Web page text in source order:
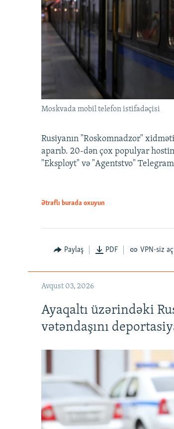
Moskvada mobil telefon istifadəçisi
Rusiyanın "Roskomnadzor"
aparıb. 20-dən çox populyar
"Eksployt" və "Agentstvo"
Ətraflı burada oxuyun
Paylaş PDF VPN-siz
Avqust 03, 2026
Ayaqaltı üzərindəki
vətəndaşını